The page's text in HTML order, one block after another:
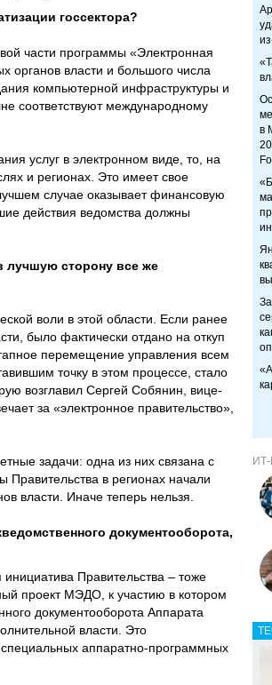
госсектора?
части программы «Электронная
органов власти и большого числа
компьютерной инфраструктуры и
соответствуют международному
услуг в электронном виде, то, на
и регионах. Это имеет свое
случае оказывает финансовую
действия ведомства должны
лучшую сторону все же
воли в этой области. Если ранее
было фактически отдано на откуп
перемещение управления всем
точку в этом процессе, стало
возглавил Сергей Собянин, вице-
за «электронное правительство»,
задачи: одна из них связана с
Правительства в регионах начали
власти. Иначе теперь нельзя.
документооборота,
Правительства – тоже
проект МЭДО, к участию в котором
документооборота Аппарата
власти. Это
аппаратно-программных
в